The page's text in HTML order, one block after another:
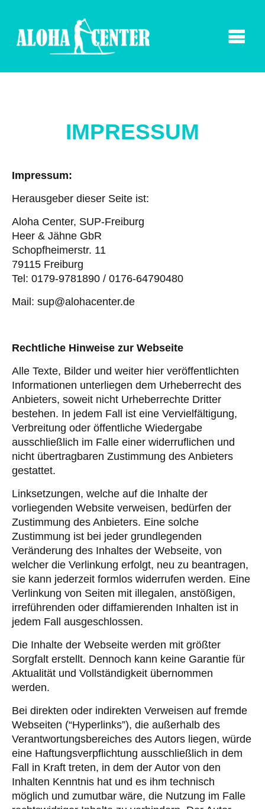
IMPRESSUM
Impressum:
Herausgeber dieser Seite ist:
Aloha Center, SUP-Freiburg
Heer & Jähne GbR
Schopfheimerstr. 11
79115 Freiburg
Tel: 0179-9781890 / 0176-64790480
Mail: sup@alohacenter.de
Rechtliche Hinweise zur Webseite
Alle Texte, Bilder und weiter hier veröffentlichten
Informationen unterliegen dem Urheberrecht des
Anbieters, soweit nicht Urheberrechte Dritter
bestehen. In jedem Fall ist eine Vervielfältigung,
Verbreitung oder öffentliche Wiedergabe
ausschließlich im Falle einer widerruflichen und
nicht übertragbaren Zustimmung des Anbieters
gestattet.
Linksetzungen, welche auf die Inhalte der
vorliegenden Website verweisen, bedürfen der
Zustimmung des Anbieters. Eine solche
Zustimmung ist bei jeder grundlegenden
Veränderung des Inhaltes der Webseite, von
welcher die Verlinkung erfolgt, neu zu beantragen,
sie kann jederzeit formlos widerrufen werden. Eine
Verlinkung von Seiten mit illegalen, anstößigen,
irreführenden oder diffamierenden Inhalten ist in
jedem Fall ausgeschlossen.
Die Inhalte der Webseite werden mit größter
Sorgfalt erstellt. Dennoch kann keine Garantie für
Aktualität und Vollständigkeit übernommen
werden.
Bei direkten oder indirekten Verweisen auf fremde
Webseiten (“Hyperlinks”), die außerhalb des
Verantwortungsbereiches des Autors liegen, würde
eine Haftungsverpflichtung ausschließlich in dem
Fall in Kraft treten, in dem der Autor von den
Inhalten Kenntnis hat und es ihm technisch
möglich und zumutbar wäre, die Nutzung im Falle